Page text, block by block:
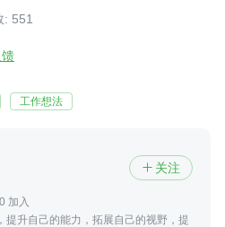
: 551
工作想法
 关注
加入
提升自己的能力，拓展自己的视野，提